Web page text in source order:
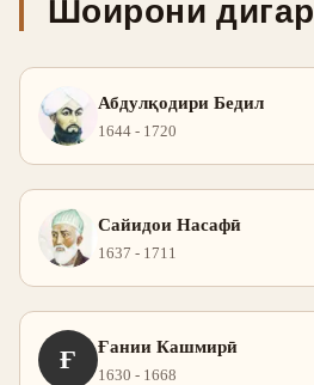
Шоирони дигар
Абдулқодири Бедил
1644 - 1720
Сайидои Насафӣ
1637 - 1711
Ғ Ғании Кашмирӣ
1630 - 1668